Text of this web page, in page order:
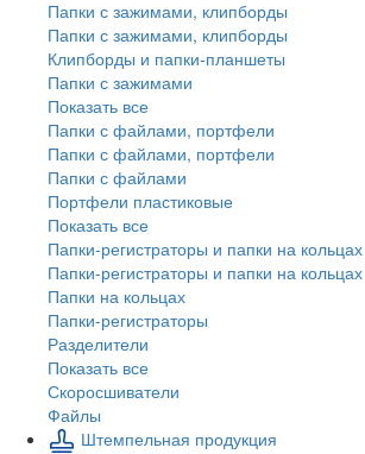
Папки с зажимами, клипборды
Папки с зажимами, клипборды
Клипборды и папки-планшеты
Папки с зажимами
Показать все
Папки с файлами, портфели
Папки с файлами, портфели
Папки с файлами
Портфели пластиковые
Показать все
Папки-регистраторы и папки на кольцах
Папки-регистраторы и папки на кольцах
Папки на кольцах
Папки-регистраторы
Разделители
Показать все
Скоросшиватели
Файлы
Штемпельная продукция